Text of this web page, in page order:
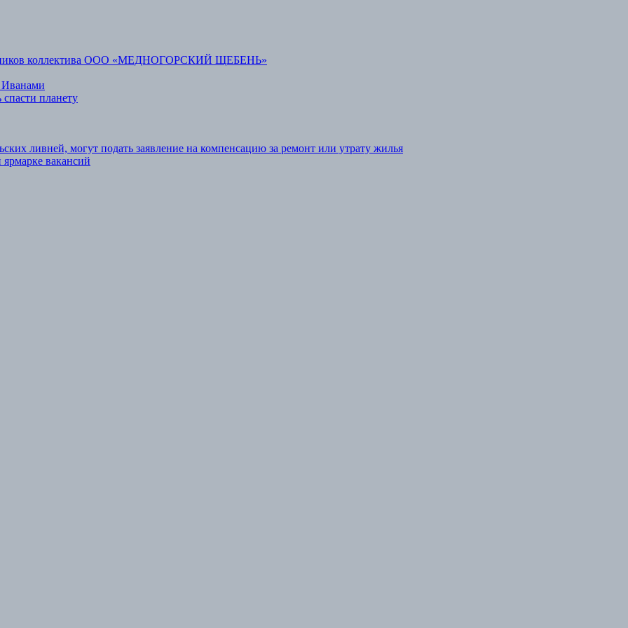
коллектива ООО «МЕДНОГОРСКИЙ ЩЕБЕНЬ»
планету
ливней, могут подать заявление на компенсацию за ремонт или утрату жилья
вакансий